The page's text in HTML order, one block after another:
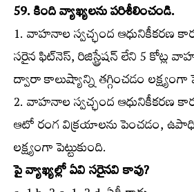
59. కింది వ్యాఖ్యలను పరిశీలించండి.
1. వాహనాల స్వచ్ఛంద ఆధునికీకరణ
సరైన ఫిట్‌నెస్‌, రిజిస్ట్రేషన్‌ లేని 5 కోట్ల
ద్వారా కాలుష్యాన్ని తగ్గించడం లక్ష్యంగా
2. వాహనాల స్వచ్ఛంద ఆధునికీకరణ
ఆటో రంగ విక్రయాలను పెంచడం,
లక్ష్యంగా పెట్టుకుంది.
పై వ్యాఖ్యల్లో ఏవి సరైనవి కావు?